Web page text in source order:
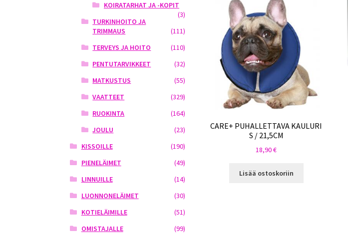
CARE+ PUHALLETTAVA KAULURI
S / 21,5CM
18,90€
Lisää ostoskoriin
KOIRATARHAT JA -KOPIT
(3)
TURKINHOITO JA
TRIMMAUS
(111)
TERVEYS JA HOITO
(110)
PENTUTARVIKKEET
(32)
MATKUSTUS
(55)
VAATTEET
(329)
RUOKINTA
(164)
JOULU
(23)
KISSOILLE
(190)
PIENELÄIMET
(49)
LINNUILLE
(14)
LUONNONELÄIMET
(30)
KOTIELÄIMILLE
(51)
OMISTAJALLE
(99)